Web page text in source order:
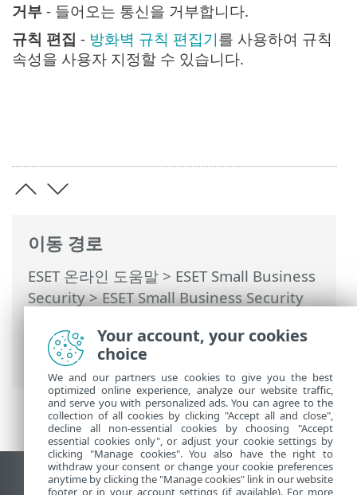
이동 경로
ESET 온라인 도움말 > ESET Small Business
Security>ESET Small Business Security
- 네트워크 보호 > 신뢰할 수 있는 들어오는
통신
거부 - 들어오는 통신을 거부합니다.
규칙 편집 - 방화벽 규칙 편집기를 사용하여 규칙
속성을 사용자 지정할 수 있습니다.
데스크톱 사이트 보기
Your account, your cookies
choice
We and our partners use cookies to give you the best
optimized online experience, analyze our website traffic,
and serve you with personalized ads. You can agree to the
collection of all cookies by clicking "Accept all and close",
decline all non-essential cookies by choosing "Accept
essential cookies only", or adjust your cookie settings by
clicking "Manage cookies". You also have the right to
withdraw your consent or change your cookie preferences
anytime by clicking the "Manage cookies" link in our website
footer or in your account settings (if available). For more